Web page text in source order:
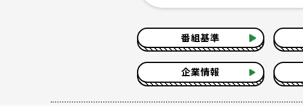
番組基準
企業情報